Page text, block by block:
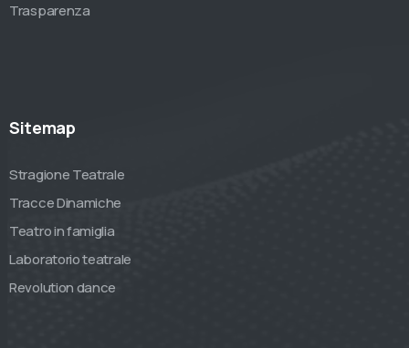
Trasparenza
Sitemap
Stragione Teatrale
Tracce Dinamiche
Teatro in famiglia
Laboratorio teatrale
Revolution dance